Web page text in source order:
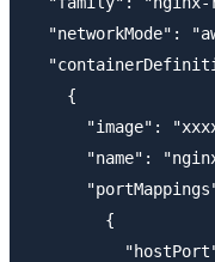
"networkMode":
    {
"image":
"name":
        {